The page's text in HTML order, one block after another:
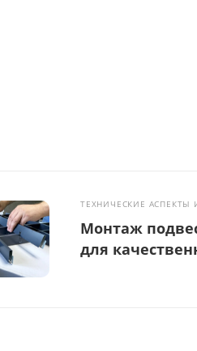
ТЕХНИЧЕСКИЕ АСПЕКТЫ
Монтаж
для